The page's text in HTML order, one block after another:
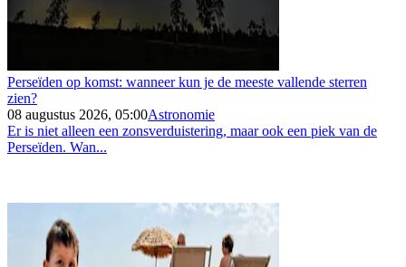
Perseïden op komst: wanneer kun je de meeste vallende sterren
zien?
08 augustus 2026, 05:00Astronomie
Er is niet alleen een zonsverduistering, maar ook een piek van de
Perseïden. Wan...